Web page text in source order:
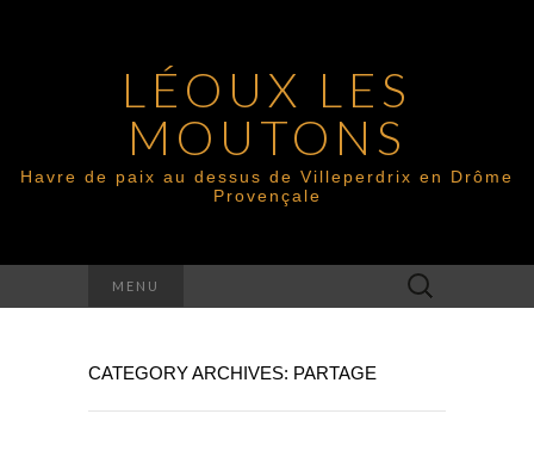
LÉOUX LES
MOUTONS
Havre de paix au dessus de Villeperdrix en Drôme
Provençale
MENU
Search
for:
CATEGORY ARCHIVES: PARTAGE